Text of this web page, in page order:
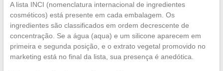
A lista INCI (nomenclatura internacional de ingredientes
cosméticos) está presente em cada embalagem. Os
ingredientes são classificados em ordem decrescente de
concentração. Se a água (aqua) e um silicone aparecem em
primeira e segunda posição, e o extrato vegetal promovido no
marketing está no final da lista, sua presença é anedótica.